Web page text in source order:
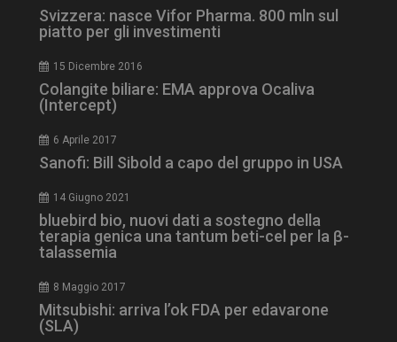
Svizzera: nasce Vifor Pharma. 800 mln sul
piatto per gli investimenti
15 Dicembre 2016
Colangite biliare: EMA approva Ocaliva
(Intercept)
6 Aprile 2017
Sanofi: Bill Sibold a capo del gruppo in USA
14 Giugno 2021
bluebird bio, nuovi dati a sostegno della
terapia genica una tantum beti-cel per la β-
talassemia
8 Maggio 2017
Mitsubishi: arriva l’ok FDA per edavarone
(SLA)
tracking-sites-
ironfish-session-id
ARRAffinity
Microsoft Corporation
.www.dailyhealthindustry.it